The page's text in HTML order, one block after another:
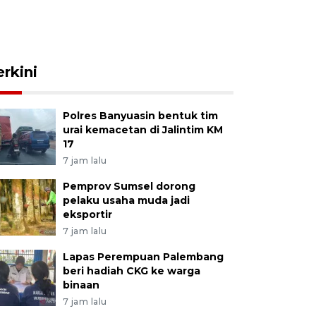
Polres Banyuasin bentuk tim
urai kemacetan di Jalintim KM
17
7 jam lalu
Pemprov Sumsel dorong
pelaku usaha muda jadi
eksportir
7 jam lalu
Lapas Perempuan Palembang
beri hadiah CKG ke warga
binaan
7 jam lalu